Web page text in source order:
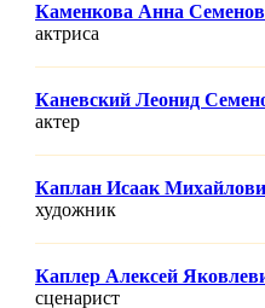
Каменкова Анна
актриса
Каневский Леонид
актер
Каплан Исаак
художник
Каплер Алексей
сценарист